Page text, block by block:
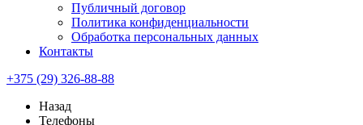
Публичный договор
Политика конфиденциальности
Обработка персональных данных
Контакты
+375 (29) 326-88-88
Назад
Телефоны